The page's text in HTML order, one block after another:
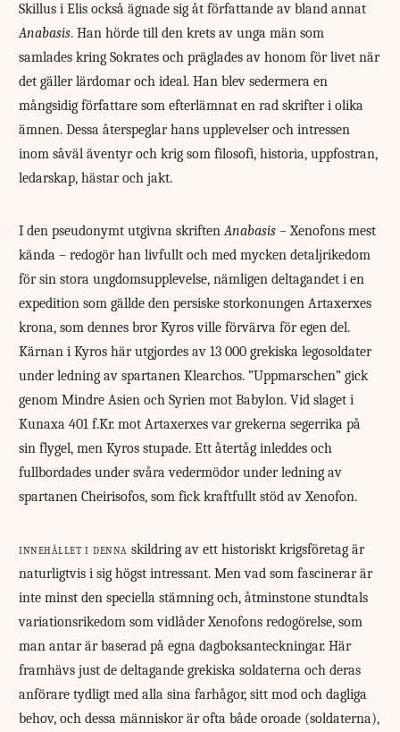
Skillus i Elis också ägnade sig åt författande av bland annat
Anabasis. Han hörde till den krets av unga män som
samlades kring Sokrates och präglades av honom för livet när
det gäller lärdomar och ideal. Han blev sedermera en
mångsidig författare som efterlämnat en rad skrifter i olika
ämnen. Dessa återspeglar hans upplevelser och intressen
inom såväl äventyr och krig som filosofi, historia, uppfostran,
ledarskap, hästar och jakt.
I den pseudonymt utgivna skriftenAnabasis – Xenofons mest
kända – redogör han livfullt och med mycken detaljrikedom
för sin stora ungdomsupplevelse, nämligen deltagandet i en
expedition som gällde den persiske storkonungen Artaxerxes
krona, som dennes bror Kyros ville förvärva för egen del.
Kärnan i Kyros här utgjordes av 13 000 grekiska legosoldater
under ledning av spartanen Klearchos. ”Uppmarschen” gick
genom Mindre Asien och Syrien mot Babylon. Vid slaget i
Kunaxa 401 f.Kr. mot Artaxerxes var grekerna segerrika på
sin flygel, men Kyros stupade. Ett återtåg inleddes och
fullbordades under svåra vedermödor under ledning av
spartanen Cheirisofos, som fick kraftfullt stöd av Xenofon.
innehållet i denna skildring av ett historiskt krigsföretag är
naturligtvis i sig högst intressant. Men vad som fascinerar är
inte minst den speciella stämning och, åtminstone stundtals
variationsrikedom som vidlåder Xenofons redogörelse, som
man antar är baserad på egna dagboksanteckningar. Här
framhävs just de deltagande grekiska soldaterna och deras
anförare tydligt med alla sina farhågor, sitt mod och dagliga
behov, och dessa människor är ofta både oroade (soldaterna),